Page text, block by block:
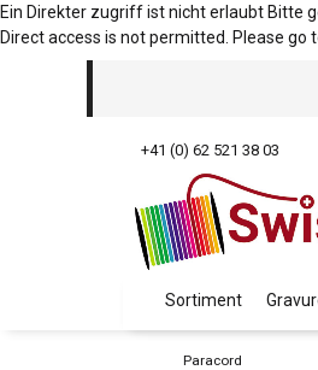
Ein Direkter zugriff ist nicht erlaubt Bitte
Direct access is not permitted. Please go
+41 (0) 62 521 38 03
Sortiment
Paracord